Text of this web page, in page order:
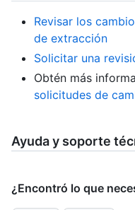
Revisar los
de extracción
Solicitar una
Obtén más
solicitudes de
Ayuda y soporte
¿Encontró lo que